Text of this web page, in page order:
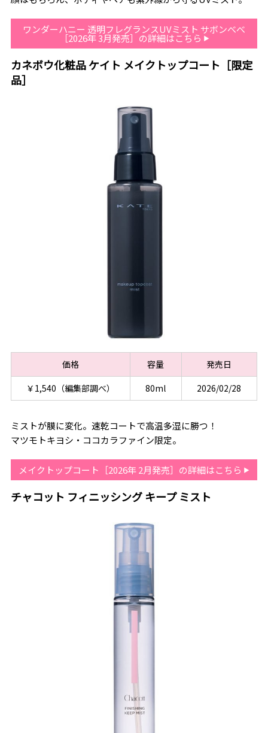
ワンダーハニー 透明フレグランスUVミスト サボンべべ
［2026年 3月発売］の詳細はこちら
カネボウ化粧品 ケイト メイクトップコート［限定
品］
価格 容量
発売日
￥1,540（編集部調べ）
80ml 2026/02/28
ミストが膜に変化。速乾コートで高温多湿に勝つ！
マツモトキヨシ・ココカラファイン限定。
メイクトップコート［2026年 2月発売］の詳細はこちら
チャコット フィニッシング キープ ミスト